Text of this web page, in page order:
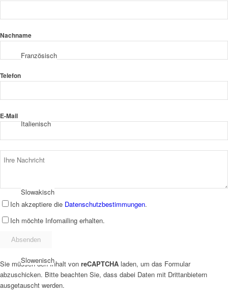
Französisch
Italienisch
Slowakisch
Slowenisch
Nachname
Telefon
E-Mail
Ich akzeptiere die Datenschutzbestimmungen.
Ich möchte Infomailing erhalten.
Sie müssen den Inhalt von reCAPTCHA laden, um das Formular
abzuschicken. Bitte beachten Sie, dass dabei Daten mit Drittanbietern
ausgetauscht werden.